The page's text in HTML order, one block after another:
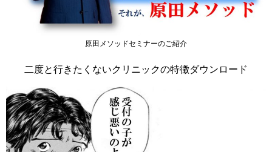
原田メソッドセミナーのご紹介
二度と行きたくないクリニックの特徴ダウンロード